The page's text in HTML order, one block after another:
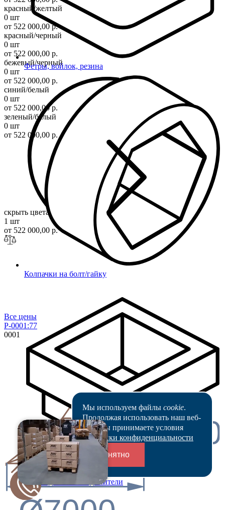
Фетры, войлок, резина
Колпачки на болт/гайку
Переходники и соединители
красный/желтый
0 шт
от 522 000,00 р.
красный/черный
0 шт
от 522 000,00 р.
бежевый/черный
0 шт
от 522 000,00 р.
синий/белый
0 шт
от 522 000,00 р.
зеленый/белый
0 шт
от 522 000,00 р.
скрыть цвета
1 шт
от 522 000,00 р.
Все цены
P-0001:77
0001
3000
Мы используем файлы cookie.
Продолжая использовать наш веб-
сайт, вы принимаете условия
Политики конфиденциальности
Понятно